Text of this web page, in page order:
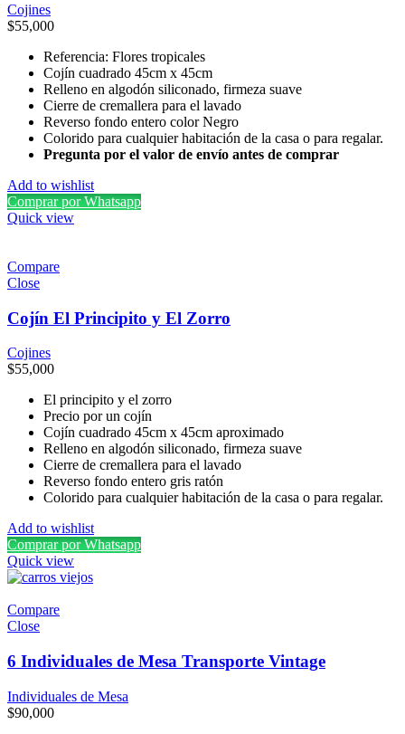
Cojines
$55,000
Referencia: Flores tropicales
Cojín cuadrado 45cm x 45cm
Relleno en algodón siliconado, firmeza suave
Cierre de cremallera para el lavado
Reverso fondo entero color Negro
Colorido para cualquier habitación de la casa o para regalar.
Pregunta por el valor de envío antes de comprar
Add to wishlist
Comprar por Whatsapp
Quick view
Compare
Close
Cojín El Principito y El Zorro
Cojines
$55,000
El principito y el zorro
Precio por un cojín
Cojín cuadrado 45cm x 45cm aproximado
Relleno en algodón siliconado, firmeza suave
Cierre de cremallera para el lavado
Reverso fondo entero gris ratón
Colorido para cualquier habitación de la casa o para regalar.
Add to wishlist
Comprar por Whatsapp
Quick view
Compare
Close
6 Individuales de Mesa Transporte Vintage
Individuales de Mesa
$90,000